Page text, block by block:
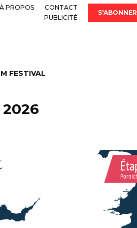
PROPOS
CONTACT
PUBLICITÉ
S'ABONNER
FESTIVAL